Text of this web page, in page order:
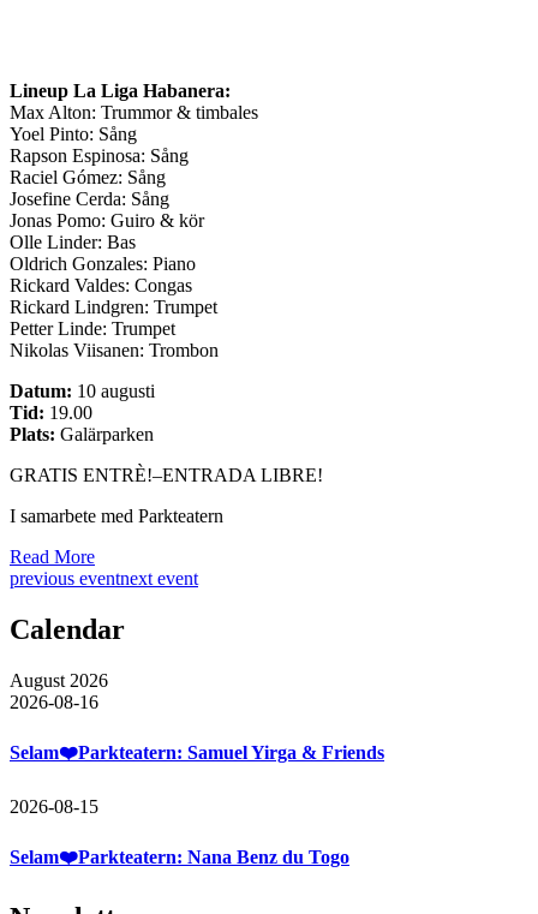
Lineup La Liga Habanera:
Max Alton: Trummor & timbales
Yoel Pinto: Sång
Rapson Espinosa: Sång
Raciel Gómez: Sång
Josefine Cerda: Sång
Jonas Pomo: Guiro & kör
Olle Linder: Bas
Oldrich Gonzales: Piano
Rickard Valdes: Congas
Rickard Lindgren: Trumpet
Petter Linde: Trumpet
Nikolas Viisanen: Trombon
Datum: 10 augusti
Tid: 19.00
Plats: Galärparken
GRATIS ENTRÈ!–ENTRADA LIBRE!
I samarbete med Parkteatern
Read More
previous eventnext event
Calendar
August 2026
2026-08-16
Selam❤️Parkteatern: Samuel Yirga & Friends
2026-08-15
Selam❤️Parkteatern: Nana Benz du Togo